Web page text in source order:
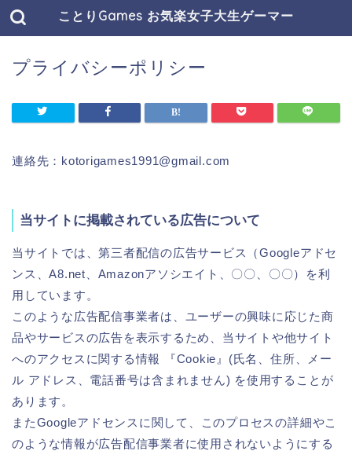
ことりGames お気楽女子大生ゲーマー
プライバシーポリシー
連絡先：kotorigames1991@gmail.com
当サイトに掲載されている広告について
当サイトでは、第三者配信の広告サービス（Googleアドセ
ンス、A8.net、Amazonアソシエイト、〇〇、〇〇）を利
用しています。
このような広告配信事業者は、ユーザーの興味に応じた商
品やサービスの広告を表示するため、当サイトや他サイト
へのアクセスに関する情報 『Cookie』(氏名、住所、メー
ル アドレス、電話番号は含まれません) を使用することが
あります。
またGoogleアドセンスに関して、このプロセスの詳細やこ
のような情報が広告配信事業者に使用されないようにする